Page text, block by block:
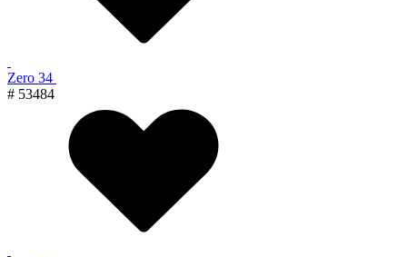
Zero 34
# 53484